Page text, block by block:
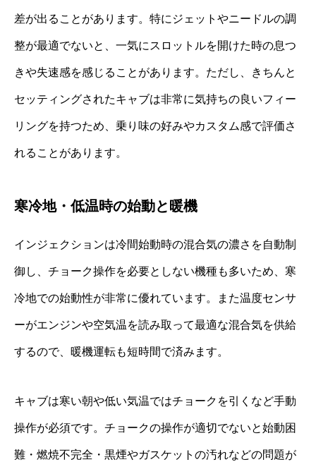
差が出ることがあります。特にジェットやニードルの調
整が最適でないと、一気にスロットルを開けた時の息つ
きや失速感を感じることがあります。ただし、きちんと
セッティングされたキャブは非常に気持ちの良いフィー
リングを持つため、乗り味の好みやカスタム感で評価さ
れることがあります。
寒冷地・低温時の始動と暖機
インジェクションは冷間始動時の混合気の濃さを自動制
御し、チョーク操作を必要としない機種も多いため、寒
冷地での始動性が非常に優れています。また温度センサ
ーがエンジンや空気温を読み取って最適な混合気を供給
するので、暖機運転も短時間で済みます。
キャブは寒い朝や低い気温ではチョークを引くなど手動
操作が必須です。チョークの操作が適切でないと始動困
難・燃焼不完全・黒煙やガスケットの汚れなどの問題が